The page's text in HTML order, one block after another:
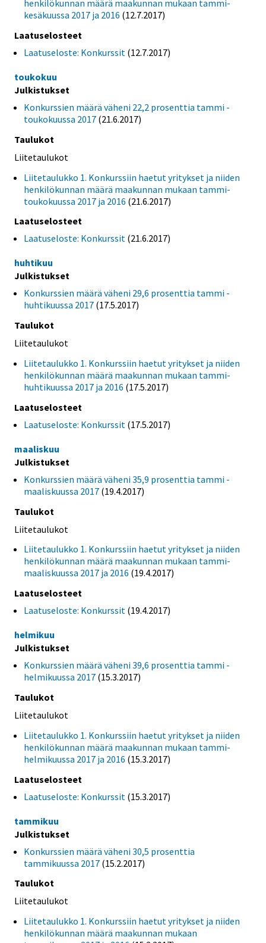
henkilökunnan määrä maakunnan mukaan tammi-
kesäkuussa 2017 ja 2016 (12.7.2017)
Laatuselosteet
Laatuseloste: Konkurssit (12.7.2017)
toukokuu
Julkistukset
Konkurssien määrä väheni 22,2 prosenttia tammi -
toukokuussa 2017 (21.6.2017)
Taulukot
Liitetaulukot
Liitetaulukko 1. Konkurssiin haetut yritykset ja niiden
henkilökunnan määrä maakunnan mukaan tammi-
toukokuussa 2017 ja 2016 (21.6.2017)
Laatuselosteet
Laatuseloste: Konkurssit (21.6.2017)
huhtikuu
Julkistukset
Konkurssien määrä väheni 29,6 prosenttia tammi -
huhtikuussa 2017 (17.5.2017)
Taulukot
Liitetaulukot
Liitetaulukko 1. Konkurssiin haetut yritykset ja niiden
henkilökunnan määrä maakunnan mukaan tammi-
huhtikuussa 2017 ja 2016 (17.5.2017)
Laatuselosteet
Laatuseloste: Konkurssit (17.5.2017)
maaliskuu
Julkistukset
Konkurssien määrä väheni 35,9 prosenttia tammi -
maaliskuussa 2017 (19.4.2017)
Taulukot
Liitetaulukot
Liitetaulukko 1. Konkurssiin haetut yritykset ja niiden
henkilökunnan määrä maakunnan mukaan tammi-
maaliskuussa 2017 ja 2016 (19.4.2017)
Laatuselosteet
Laatuseloste: Konkurssit (19.4.2017)
helmikuu
Julkistukset
Konkurssien määrä väheni 39,6 prosenttia tammi -
helmikuussa 2017 (15.3.2017)
Taulukot
Liitetaulukot
Liitetaulukko 1. Konkurssiin haetut yritykset ja niiden
henkilökunnan määrä maakunnan mukaan tammi-
helmikuussa 2017 ja 2016 (15.3.2017)
Laatuselosteet
Laatuseloste: Konkurssit (15.3.2017)
tammikuu
Julkistukset
Konkurssien määrä väheni 30,5 prosenttia
tammikuussa 2017 (15.2.2017)
Taulukot
Liitetaulukot
Liitetaulukko 1. Konkurssiin haetut yritykset ja niiden
henkilökunnan määrä maakunnan mukaan